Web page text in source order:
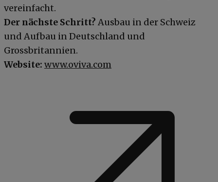
vereinfacht.
Der nächste Schritt? Ausbau in der Schweiz
und Aufbau in Deutschland und
Grossbritannien.
Website: www.oviva.com